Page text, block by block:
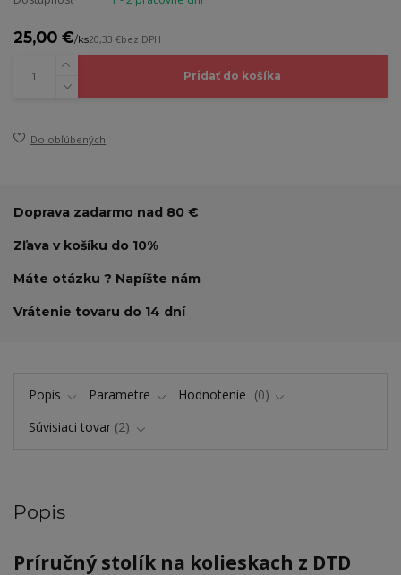
25,00 €/ks20,33 €bez DPH
Pridať do košíka
Do obľúbených
Doprava zadarmo nad 80 €
Zľava v košíku do 10%
Máte otázku ? Napíšte nám
Vrátenie tovaru do 14 dní
Popis Parametre Hodnotenie
0
Súvisiaci tovar 2
Popis
Príručný stolík na kolieskach z DTD